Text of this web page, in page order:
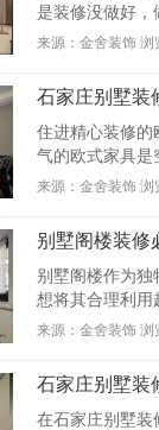
是装修没做好，
人...
来源：金舍装饰 浏
石家庄别墅装
清洁保养全攻
住进精心装修的
气的欧式家具是
少石...
来源：金舍装饰 浏
别墅阁楼装修
业装修公司来
别墅阁楼作为
想将其合理利用
忽...
来源：金舍装饰 浏
石家庄别墅装
这些作用太实
在石家庄别墅装